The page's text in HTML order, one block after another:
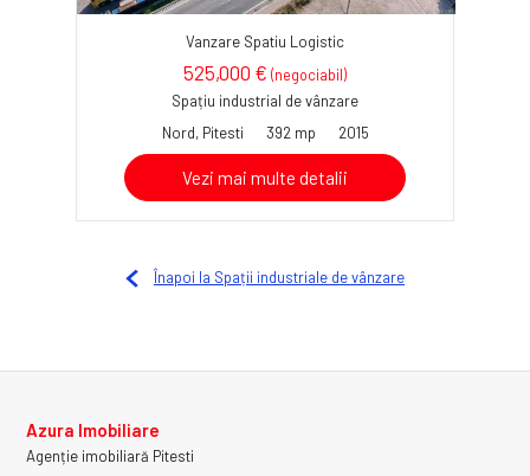
Vanzare Spatiu Logistic
525,000 € (negociabil)
Spațiu industrial de vânzare
Nord, Pitesti
392 mp 2015
Vezi mai multe detalii
Înapoi la Spații industriale de vânzare
Azura Imobiliare
Agenție imobiliară Pitesti